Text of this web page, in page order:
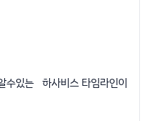
수있는 하사비스 타임라인이